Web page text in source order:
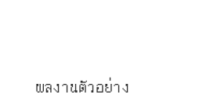
ผลงานตัวอย่าง